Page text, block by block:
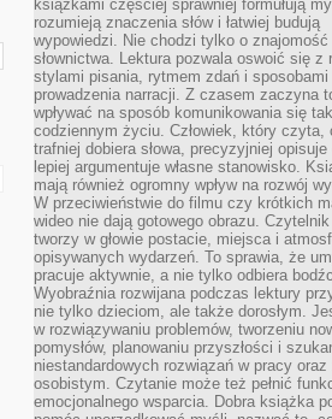
książkami częściej sprawniej formułują
rozumieją znaczenia słów i łatwiej budują
wypowiedzi. Nie chodzi tylko o znajomość
słownictwa. Lektura pozwala oswoić się z
stylami pisania, rytmem zdań i sposobami
prowadzenia narracji. Z czasem zaczyna
wpływać na sposób komunikowania się
codziennym życiu. Człowiek, który czyta,
trafniej dobiera słowa, precyzyjniej opisuje
lepiej argumentuje własne stanowisko.
mają również ogromny wpływ na rozwój
W przeciwieństwie do filmu czy krótkich
wideo nie dają gotowego obrazu.
tworzy w głowie postacie, miejsca i
opisywanych wydarzeń. To sprawia, że
pracuje aktywnie, a nie tylko odbiera
Wyobraźnia rozwijana podczas lektury
nie tylko dzieciom, ale także dorosłym.
w rozwiązywaniu problemów, tworzeniu
pomysłów, planowaniu przyszłości i
niestandardowych rozwiązań w pracy
osobistym. Czytanie może też pełnić
emocjonalnego wsparcia. Dobra książka